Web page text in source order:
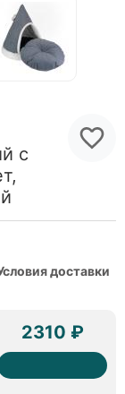
с
доставки
2310 ₽